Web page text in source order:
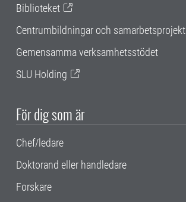
Biblioteket
Centrumbildningar och samarbetsprojekt
Gemensamma verksamhetsstödet
SLU Holding
För dig som är
Chef/ledare
Doktorand eller handledare
Forskare